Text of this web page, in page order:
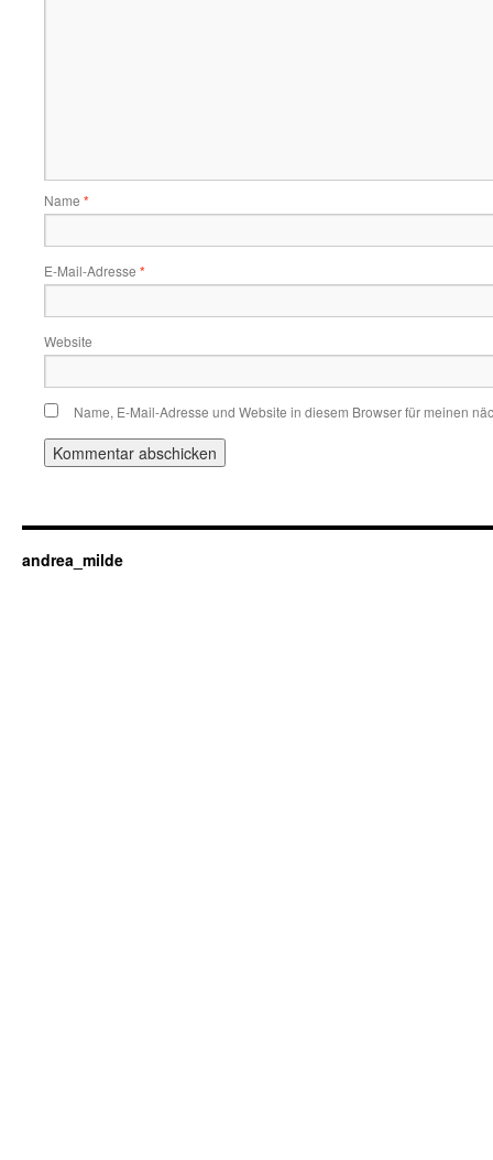
Name *
E-Mail-Adresse *
Website
Name, E-Mail-Adresse und Website in diesem Browser für meinen
andrea_milde